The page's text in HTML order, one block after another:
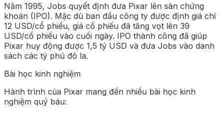
Năm 1995, Jobs quyết định đưa Pixar lên sàn chứng
khoán (IPO). Mặc dù ban đầu công ty được định giá chỉ
12 USD/cổ phiếu, giá cổ phiếu đã tăng vọt lên 39
USD/cổ phiếu vào cuối ngày. IPO thành công đã giúp
Pixar huy động được 1,5 tỷ USD và đưa Jobs vào danh
sách các tỷ phú đô la.
Bài học kinh nghiệm
Hành trình của Pixar mang đến nhiều bài học kinh
nghiệm quý báu: